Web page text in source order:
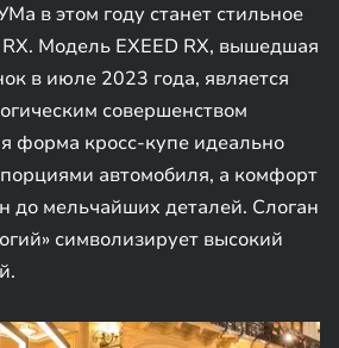
в этом году станет стильное
RX. Модель EXEED RX, вышедшая
в июле 2023 года, является
совершенством
форма кросс-купе идеально
автомобиля, а комфорт
до мельчайших деталей. Слоган
символизирует высокий